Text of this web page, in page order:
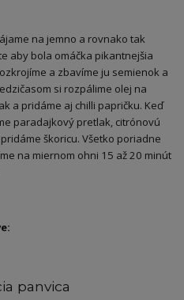
na jemno a rovnako tak
aby bola omáčka pikantnejšia
a zbavíme ju semienok a
si rozpálime olej na
a pridáme aj chilli papričku. Keď
paradajkový pretlak, citrónovú
škoricu. Všetko poriadne
na miernom ohni 15 až 20 minút
panvica